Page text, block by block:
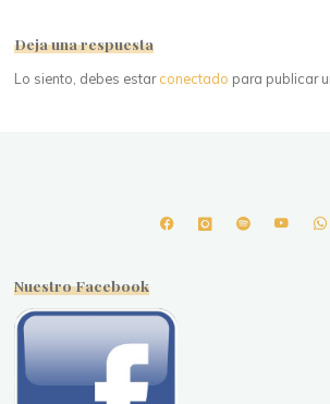
Deja una respuesta
Lo siento, debes estarconectado para publicar
Nuestro Facebook